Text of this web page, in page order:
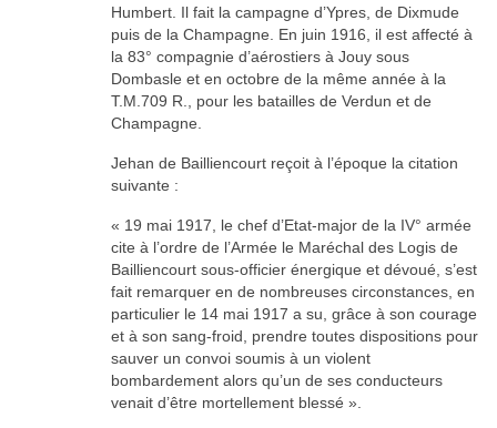
Humbert. Il fait la campagne d’Ypres, de Dixmude
puis de la Champagne. En juin 1916, il est affecté à
la 83° compagnie d’aérostiers à Jouy sous
Dombasle et en octobre de la même année à la
T.M.709 R., pour les batailles de Verdun et de
Champagne.
Jehan de Bailliencourt reçoit à l’époque la citation
suivante :
« 19 mai 1917, le chef d’Etat-major de la IV° armée
cite à l’ordre de l’Armée le Maréchal des Logis de
Bailliencourt sous-officier énergique et dévoué, s’est
fait remarquer en de nombreuses circonstances, en
particulier le 14 mai 1917 a su, grâce à son courage
et à son sang-froid, prendre toutes dispositions pour
sauver un convoi soumis à un violent
bombardement alors qu’un de ses conducteurs
venait d’être mortellement blessé ».